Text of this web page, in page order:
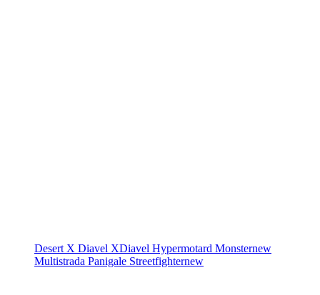
Desert X Diavel XDiavel Hypermotard Monsternew
Multistrada Panigale Streetfighternew